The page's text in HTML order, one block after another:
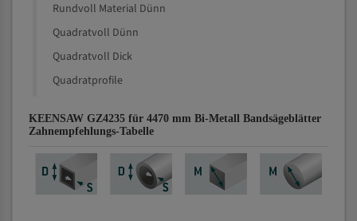
Rundvoll Material Dünn
Quadratvoll Dünn
Quadratvoll Dick
Quadratprofile
KEENSAW GZ4235 für 4470 mm Bi-Metall Bandsägeblätter
Zahnempfehlungs-Tabelle